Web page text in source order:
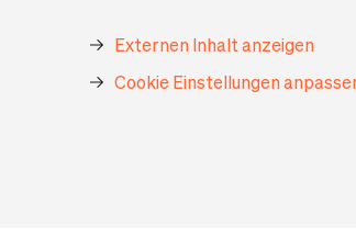
Externen Inhalt anzeigen
Cookie Einstellungen